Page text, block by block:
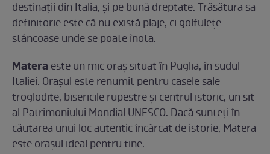
destinații din Italia, și pe bună dreptate. Trăsătura sa
definitorie este că nu există plaje, ci golfulețe
stâncoase unde se poate înota.
Matera este un mic oraș situat în Puglia, în sudul
Italiei. Orașul este renumit pentru casele sale
troglodite, bisericile rupestre și centrul istoric, un sit
al Patrimoniului Mondial UNESCO. Dacă sunteți în
căutarea unui loc autentic încărcat de istorie, Matera
este orașul ideal pentru tine.